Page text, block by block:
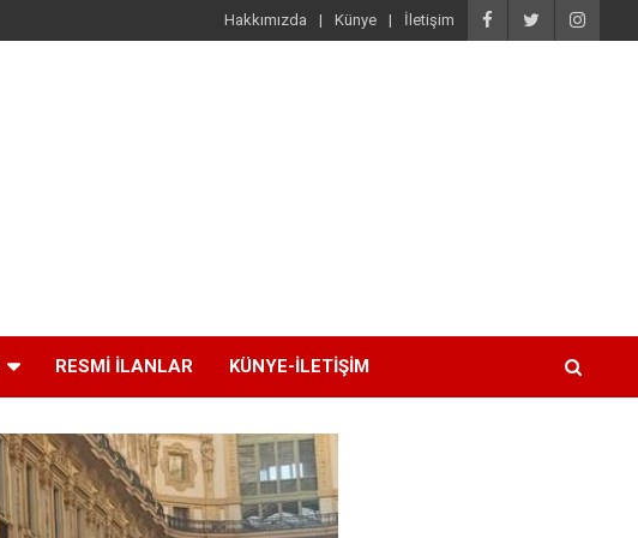
Hakkımızda Künye İletişim
RESMI İLANLAR KÜNYE-İLETIŞIM